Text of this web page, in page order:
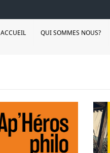
ACCUEIL QUI SOMMES NOUS?